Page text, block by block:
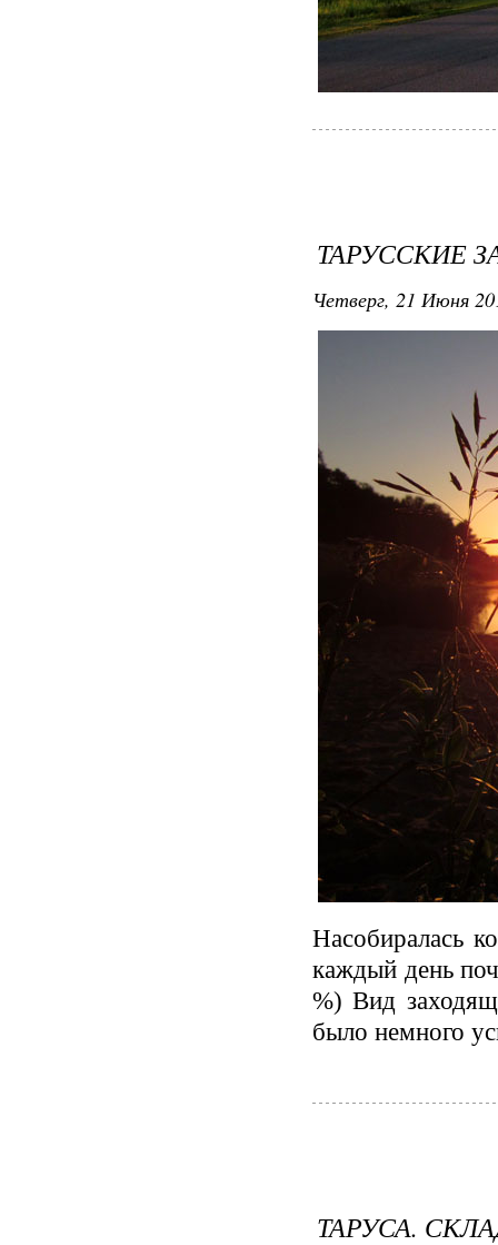
ТАРУССКИЕ
Четверг, 21 Июня
Насобиралась
каждый день
%) Вид
было немного
ТАРУСА.